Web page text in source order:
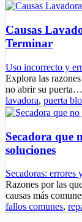
Causas
Terminar
Uso incorrecto y
Explora las
no abrir su puerta…
lavadora, puerta
Secadora que
soluciones
Secadoras: errores
Razones por las
causas más
fallos comunes,